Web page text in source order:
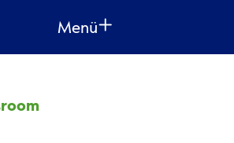
Menü